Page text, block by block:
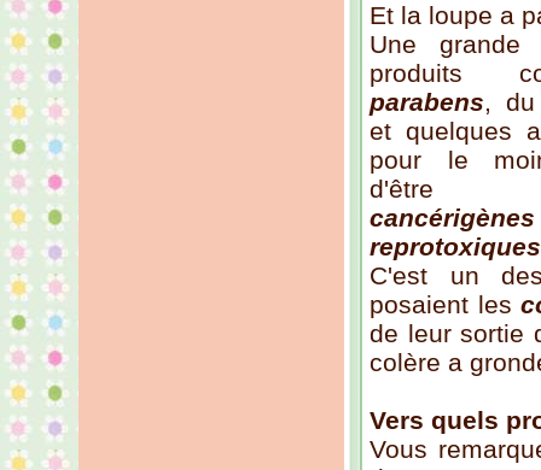
Et la loupe a
Une
produits
parabens,
et quelques
pour le
cancérigènes
reprotoxiques
C'est un
posaient les
de leur sortie
colère a
Vers quels
Vous